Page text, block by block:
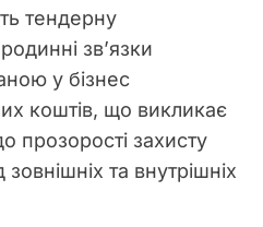
тендерну
зв’язки
у бізнес
коштів, що викликає
прозорості захисту
зовнішніх та внутрішніх